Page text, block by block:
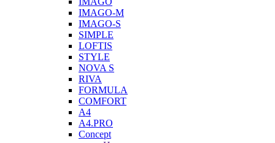
IMAGO-M
IMAGO-S
SIMPLE
LOFTIS
STYLE
NOVA S
RIVA
FORMULA
COMFORT
A4
A4.PRO
Concept